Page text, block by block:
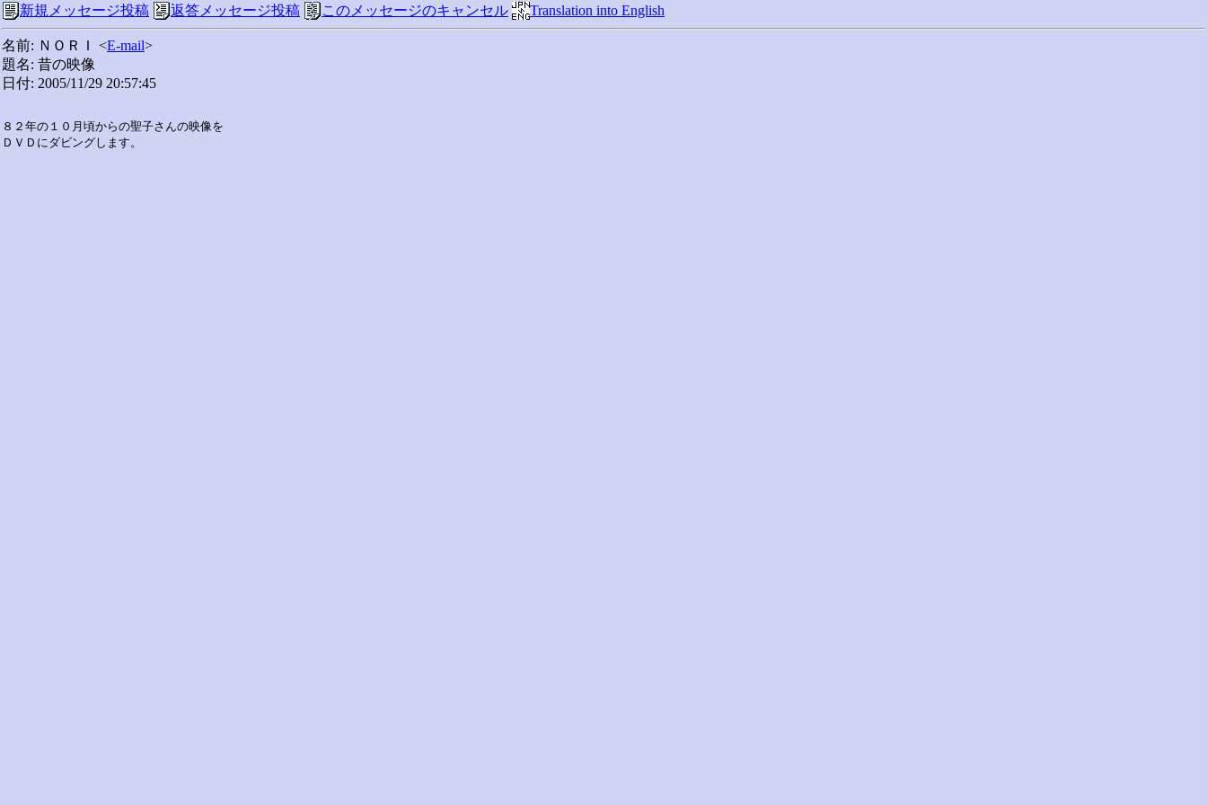
新規メッセージ投稿 返答メッセージ投稿 このメッセージのキャンセル Translation into English
名前: ＮＯＲＩ <E-mail>
題名: 昔の映像
日付: 2005/11/29 20:57:45
８２年の１０月頃からの聖子さんの映像を